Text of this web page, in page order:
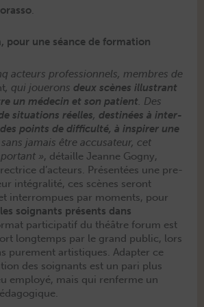
.
pour une séance de formation
acteurs pro­fes­sion­nels, mem­bres de
, qui jouerons deux scènes illus­trant
un médecin et son patient. Des
sit­u­a­tions réelles, des­tinées à inter­
points de dif­fi­culté, à inspir­er une
jamais être accusa­teur, cet
», détaille Jeanne Gogny,
d’acteurs. Présen­tées une pre­
inté­gral­ité, ces scènes seront
inter­rompues par moments, pour
soignants présents dans
par­tic­i­patif du théâtre forum est
longtemps par le grand pub­lic, lors
pure­ment artis­tiques. Adapter ce
des soignants est un pari plus
employé, mais qui ren­ferme un